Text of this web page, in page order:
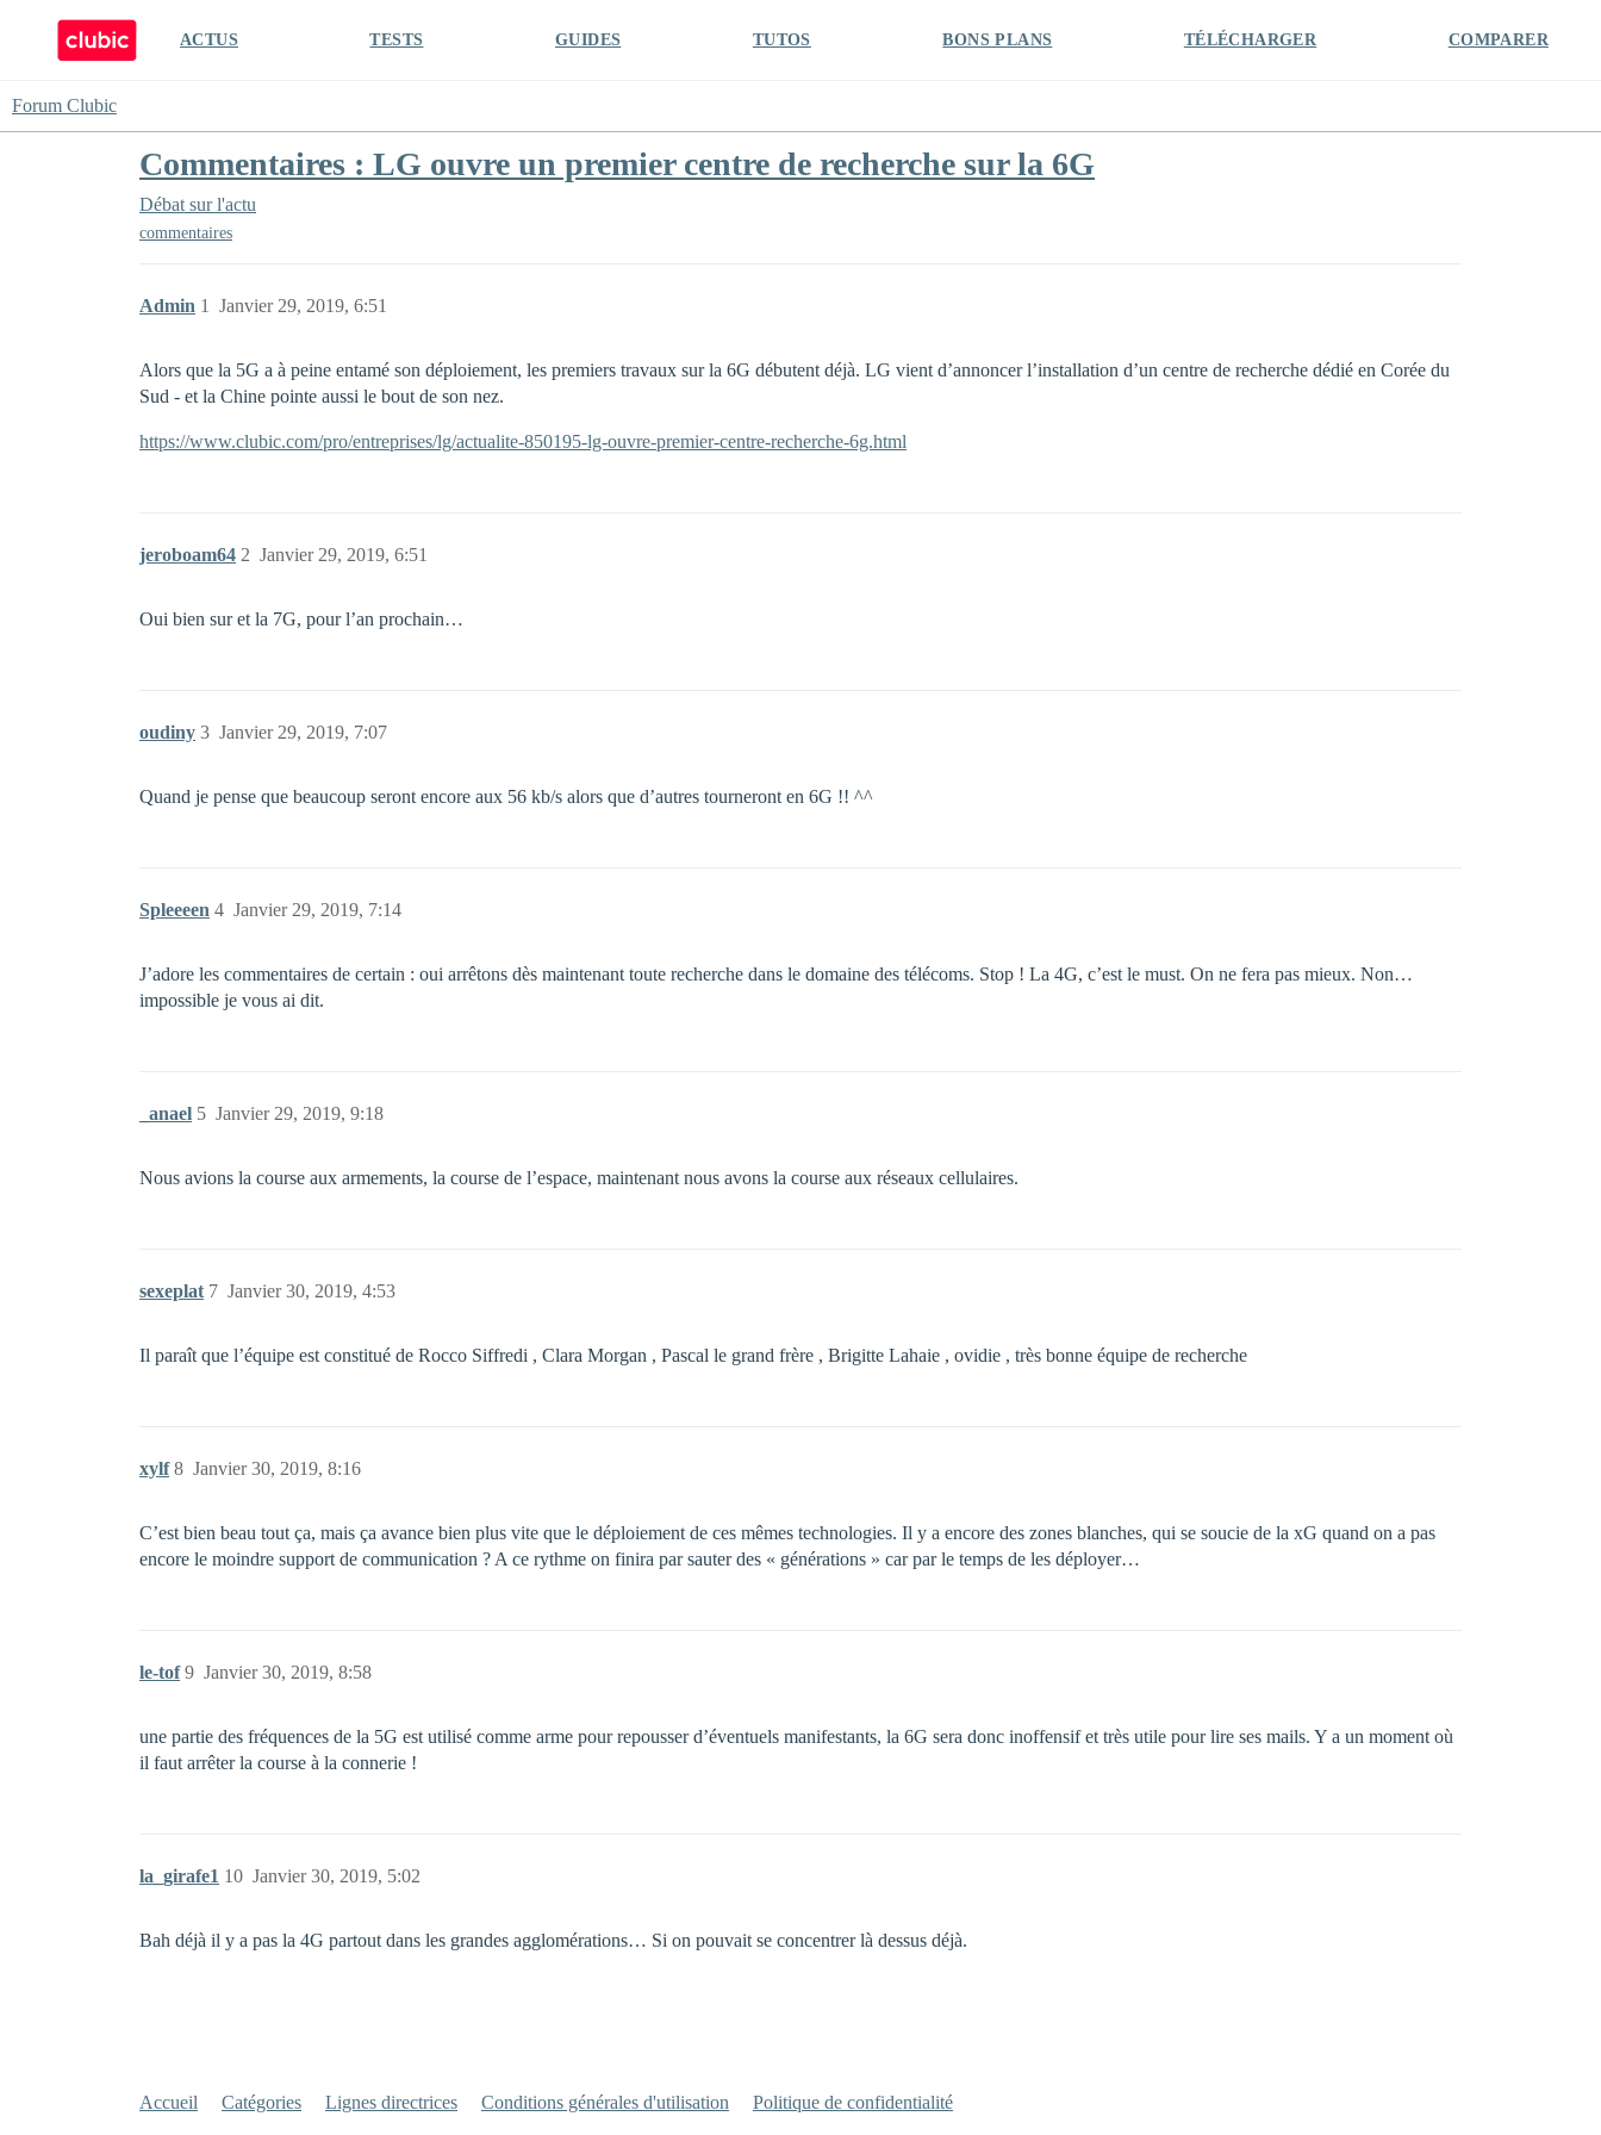
ACTUS TESTS GUIDES TUTOS BONS PLANS TÉLÉCHARGER COMPARER
Forum Clubic
Commentaires : LG ouvre un premier centre de recherche sur la 6G
Débat sur l'actu
commentaires
Admin Janvier 29, 2019, 6:51
1
Alors que la 5G a à peine entamé son déploiement, les premiers travaux sur la 6G débutent déjà. LG vient d’annoncer l’installation d’un centre de recherche dédié en Corée du
Sud - et la Chine pointe aussi le bout de son nez.
https://www.clubic.com/pro/entreprises/lg/actualite-850195-lg-ouvre-premier-centre-recherche-6g.html
jeroboam64 Janvier 29, 2019, 6:51
2
Oui bien sur et la 7G, pour l’an prochain…
oudiny Janvier 29, 2019, 7:07
3
Quand je pense que beaucoup seront encore aux 56 kb/s alors que d’autres tourneront en 6G !! ^^
Spleeeen Janvier 29, 2019, 7:14
4
J’adore les commentaires de certain : oui arrêtons dès maintenant toute recherche dans le domaine des télécoms. Stop ! La 4G, c’est le must. On ne fera pas mieux. Non…
impossible je vous ai dit.
_anael Janvier 29, 2019, 9:18
5
Nous avions la course aux armements, la course de l’espace, maintenant nous avons la course aux réseaux cellulaires.
sexeplat Janvier 30, 2019, 4:53
7
Il paraît que l’équipe est constitué de Rocco Siffredi , Clara Morgan , Pascal le grand frère , Brigitte Lahaie , ovidie , très bonne équipe de recherche
xylf Janvier 30, 2019, 8:16
8
C’est bien beau tout ça, mais ça avance bien plus vite que le déploiement de ces mêmes technologies. Il y a encore des zones blanches, qui se soucie de la xG quand on a pas
encore le moindre support de communication ? A ce rythme on finira par sauter des « générations » car par le temps de les déployer…
le-tof Janvier 30, 2019, 8:58
9
une partie des fréquences de la 5G est utilisé comme arme pour repousser d’éventuels manifestants, la 6G sera donc inoffensif et très utile pour lire ses mails. Y a un moment où
il faut arrêter la course à la connerie !
la_girafe1 Janvier 30, 2019, 5:02
10
Bah déjà il y a pas la 4G partout dans les grandes agglomérations… Si on pouvait se concentrer là dessus déjà.
Accueil Catégories Lignes directrices Conditions générales d'utilisation Politique de confidentialité